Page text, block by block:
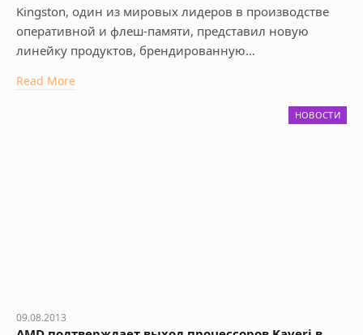
Kingston, один из мировых лидеров в производстве
оперативной и флеш-памяти, представил новую
линейку продуктов, брендированную…
Read More
НОВОСТИ
09.08.2013